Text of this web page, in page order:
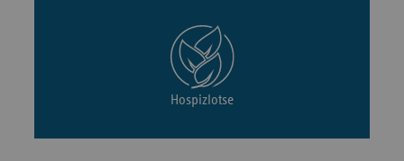
Hospizlotse